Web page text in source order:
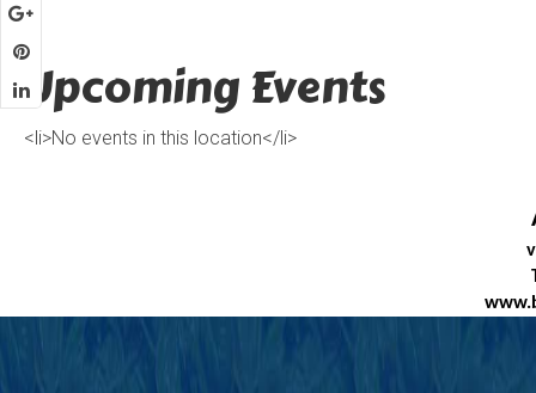
Upcoming Events
<li>No events in this location</li>